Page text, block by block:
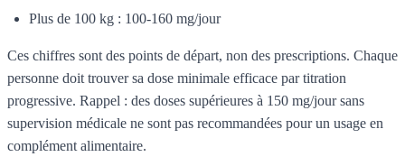
Plus de 100 kg : 100-160 mg/jour
Ces chiffres sont des points de départ, non des prescriptions. Chaque
personne doit trouver sa dose minimale efficace par titration
progressive. Rappel : des doses supérieures à 150 mg/jour sans
supervision médicale ne sont pas recommandées pour un usage en
complément alimentaire.